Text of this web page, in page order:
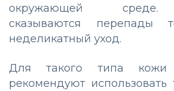
окружающей среде.
сказываются перепады
неделикатный уход.
Для такого типа кожи
рекомендуют использовать